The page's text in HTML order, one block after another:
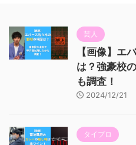
芸人
【画像】エ
は？強豪校
も調査！
2024/12/21
タイプロ